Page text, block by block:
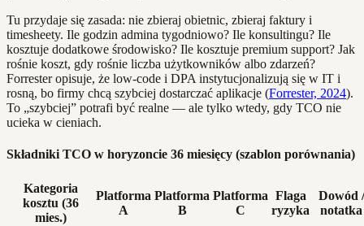
Tu przydaje się zasada: nie zbieraj obietnic, zbieraj faktury i
timesheety. Ile godzin admina tygodniowo? Ile konsultingu? Ile
kosztuje dodatkowe środowisko? Ile kosztuje premium support? Jak
rośnie koszt, gdy rośnie liczba użytkowników albo zdarzeń?
Forrester opisuje, że low‑code i DPA instytucjonalizują się w IT i
rosną, bo firmy chcą szybciej dostarczać aplikacje (Forrester, 2024).
To „szybciej” potrafi być realne — ale tylko wtedy, gdy TCO nie
ucieka w cieniach.
Składniki TCO w horyzoncie 36 miesięcy (szablon porównania)
Kategoria
kosztu (36
mies.)
Platforma
A
Platforma
B
Platforma
C
Flaga
ryzyka
Dowód /
notatka